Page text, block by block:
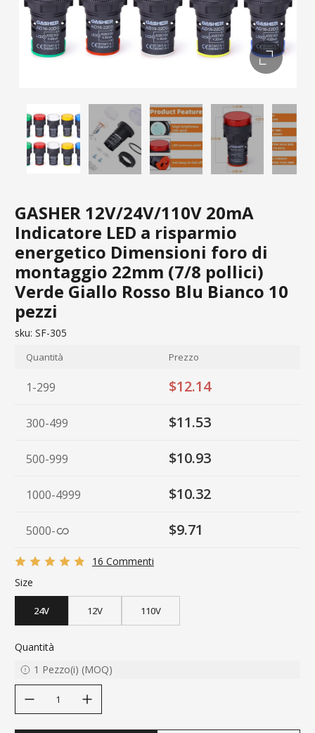
GASHER 12V/24V/110V 20mA
Indicatore LED a risparmio
energetico Dimensioni foro di
montaggio 22mm (7/8 pollici)
Verde Giallo Rosso Blu Bianco 10
pezzi
sku: SF-305
Quantità Prezzo
1-299 $12.14
300-499 $11.53
500-999 $10.93
1000-4999 $10.32
5000- $9.71
16 Commenti
Size
24V 12V 110V
Quantità
1 Pezzo(i) (MOQ)